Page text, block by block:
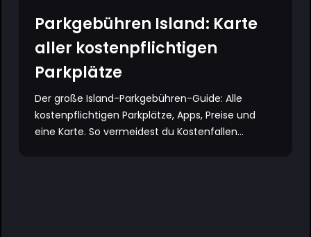
Parkgebühren Island: Karte
aller kostenpflichtigen
Parkplätze
Der große Island-Parkgebühren-Guide: Alle
kostenpflichtigen Parkplätze, Apps, Preise und
eine Karte. So vermeidest du Kostenfallen...